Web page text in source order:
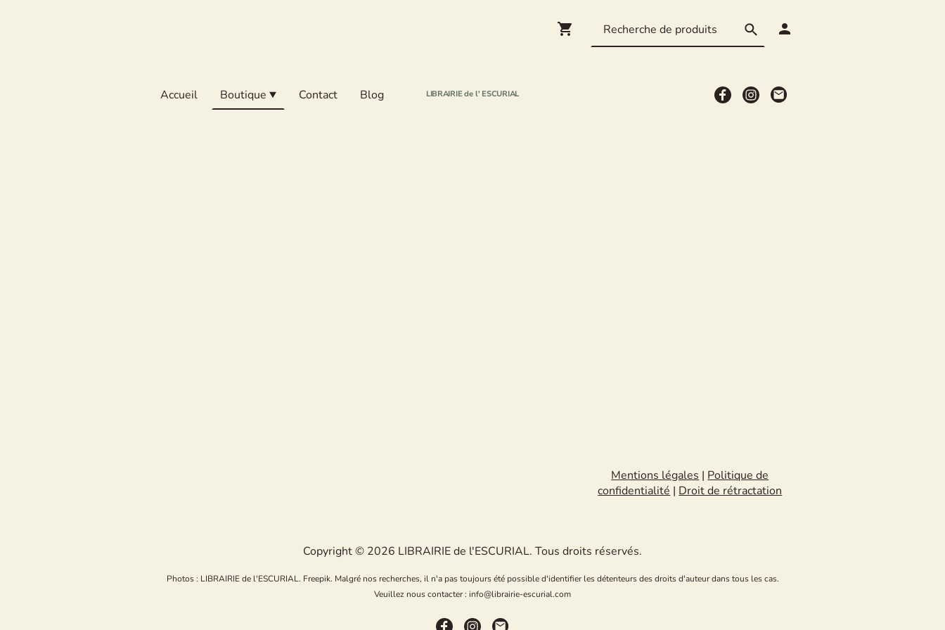
Accueil Boutique Contact Blog LIBRAIRIE de l' ESCURIAL
Mentions légales|Politique de
confidentialité|Droit de rétractation
Copyright © 2026 LIBRAIRIE de l'ESCURIAL. Tous droits réservés.
Photos : LIBRAIRIE de l'ESCURIAL. Freepik. Malgré nos recherches, il n'a pas toujours été possible d'identifier les détenteurs des droits d'auteur dans tous les cas.
Veuillez nous contacter : info@librairie-escurial.com